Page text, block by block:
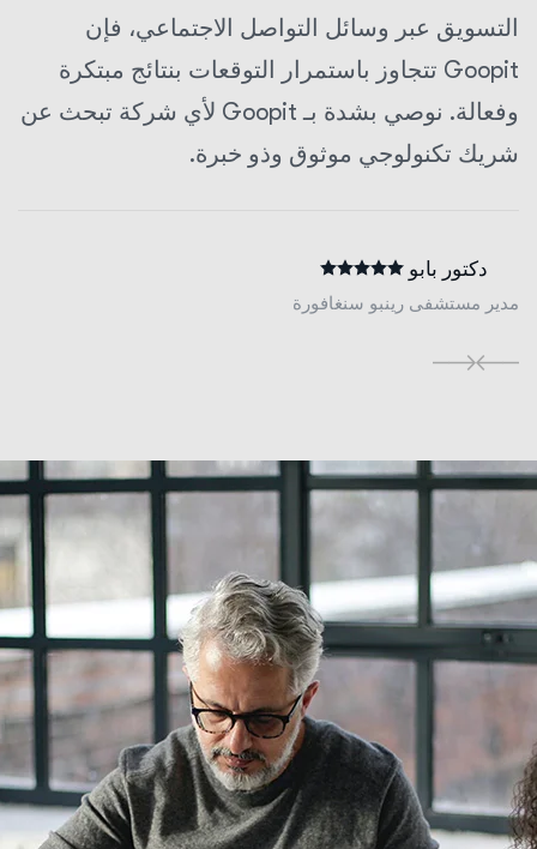
التسويق عبر وسائل التواصل الاجتماعي، فإن
Goopit تتجاوز باستمرار التوقعات بنتائج مبتكرة
وفعالة. نوصي بشدة بـ Goopit لأي شركة تبحث عن
شريك تكنولوجي موثوق وذو خبرة.
دكتور بابو
مدير مستشفى رينبو سنغافورة